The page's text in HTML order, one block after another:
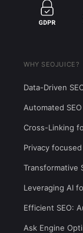
WHY SEOJUICE?
Data-Driven
Automated SEO
Cross-Linking
Privacy focused
Transformative
Leveraging AI
Efficient SEO:
Ask Engine